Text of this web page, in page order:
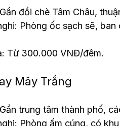
đồi chè Tâm Châu,
Phòng ốc sạch sẽ,
Từ 300.000 VNĐ/đêm.
Mây Trắng
trung tâm thành phố,
Phòng ấm cúng, có